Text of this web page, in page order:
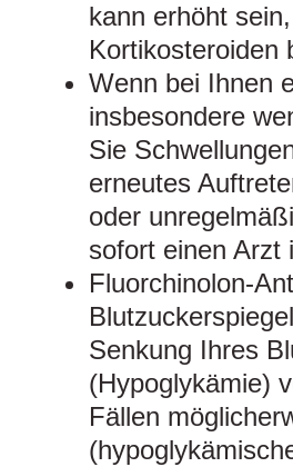
kann erhöht
Kortikosteroiden
Wenn bei Ihnen
insbesondere
Sie
erneutes
oder
sofort einen Arzt
Fluorchinolon-
Senkung Ihres
(Hypoglykämie)
Fällen